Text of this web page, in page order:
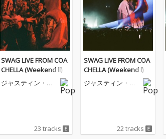
SWAG LIVE FROM COA
CHELLA (Weekend II)
ジャスティン・ビ
23 tracks
SWAG LIVE FROM COA
CHELLA (Weekend I)
ジャスティン・ビ
22 tracks